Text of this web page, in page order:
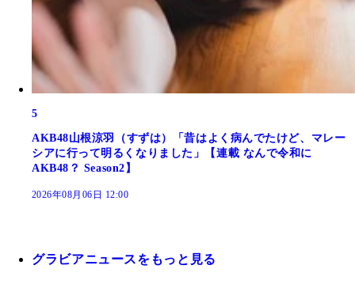
5
AKB48山根涼羽（すずは）「昔はよく病んでたけど、マレー
シアに行って明るくなりました」【連載 なんで令和に
AKB48？ Season2】
2026年08月06日 12:00
グラビアニュースをもっと見る